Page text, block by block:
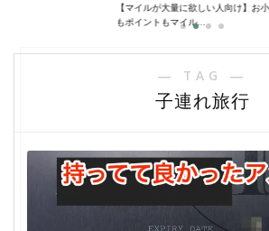
【ポイントもマイルも大量に貯める
ポイントサイトのハ...
― TAG ―
子連れ旅行